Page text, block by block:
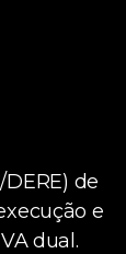
de
e
dual.